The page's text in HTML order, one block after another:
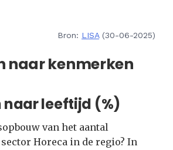
Bron: LISA(30-06-2025)
naar kenmerken
naar leeftijd (%)
van het aantal
Horeca in de regio? In